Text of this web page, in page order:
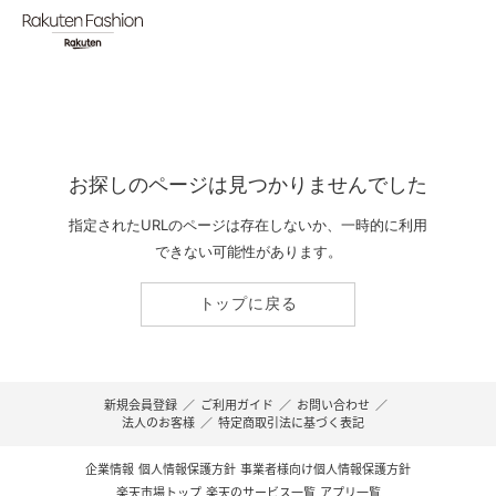
お探しのページは見つかりませんでした
指定されたURLのページは存在しないか、一時的に利用
できない可能性があります。
トップに戻る
新規会員登録 ／ ご利用ガイド ／ お問い合わせ ／
法人のお客様 ／ 特定商取引法に基づく表記
企業情報 個人情報保護方針 事業者様向け個人情報保護方針
楽天市場トップ 楽天のサービス一覧 アプリ一覧